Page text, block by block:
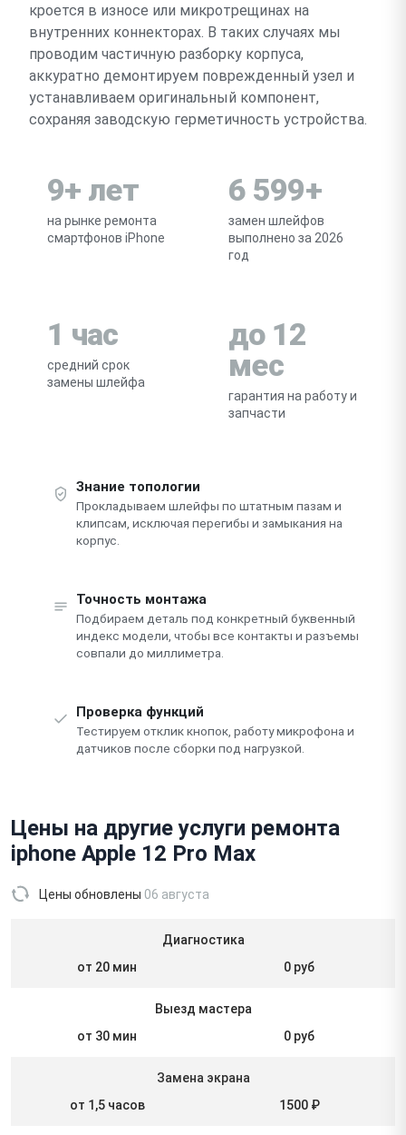
кроется в износе или микротрещинах на
внутренних коннекторах. В таких случаях мы
проводим частичную разборку корпуса,
аккуратно демонтируем поврежденный узел и
устанавливаем оригинальный компонент,
сохраняя заводскую герметичность устройства.
9+ лет
на рынке ремонта
смартфонов iPhone
6 599+
замен шлейфов
выполнено за 2026
год
1 час
средний срок
замены шлейфа
до 12
мес
гарантия на работу и
запчасти
Знание топологии
Прокладываем шлейфы по штатным пазам и
клипсам, исключая перегибы и замыкания на
корпус.
Точность монтажа
Подбираем деталь под конкретный буквенный
индекс модели, чтобы все контакты и разъемы
совпали до миллиметра.
Проверка функций
Тестируем отклик кнопок, работу микрофона и
датчиков после сборки под нагрузкой.
Цены на другие услуги ремонта
iphone Apple 12 Pro Max
Цены обновлены 06 августа
Диагностика
от 20 мин
0 руб
Выезд мастера
от 30 мин
0 руб
Замена экрана
от 1,5 часов
1500 ₽